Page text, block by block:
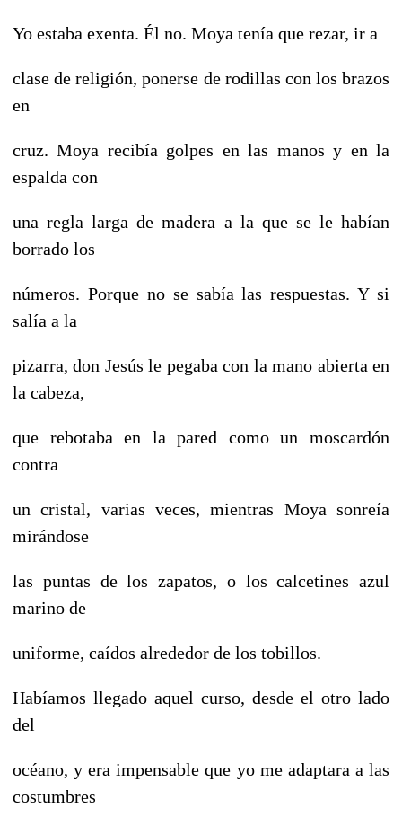
Yo estaba exenta. Él no. Moya tenía que rezar, ir a
clase de religión, ponerse de rodillas con los brazos
en
cruz. Moya recibía golpes en las manos y en la
espalda con
una regla larga de madera a la que se le habían
borrado los
números. Porque no se sabía las respuestas. Y si
salía a la
pizarra, don Jesús le pegaba con la mano abierta en
la cabeza,
que rebotaba en la pared como un moscardón
contra
un cristal, varias veces, mientras Moya sonreía
mirándose
las puntas de los zapatos, o los calcetines azul
marino de
uniforme, caídos alrededor de los tobillos.
Habíamos llegado aquel curso, desde el otro lado
del
océano, y era impensable que yo me adaptara a las
costumbres